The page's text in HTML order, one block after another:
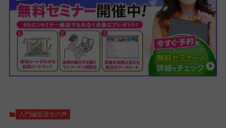
入門編受講生の声